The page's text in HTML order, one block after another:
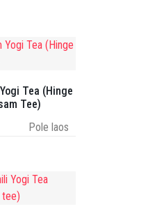
Tea (Hinge
Tee)
Pole laos